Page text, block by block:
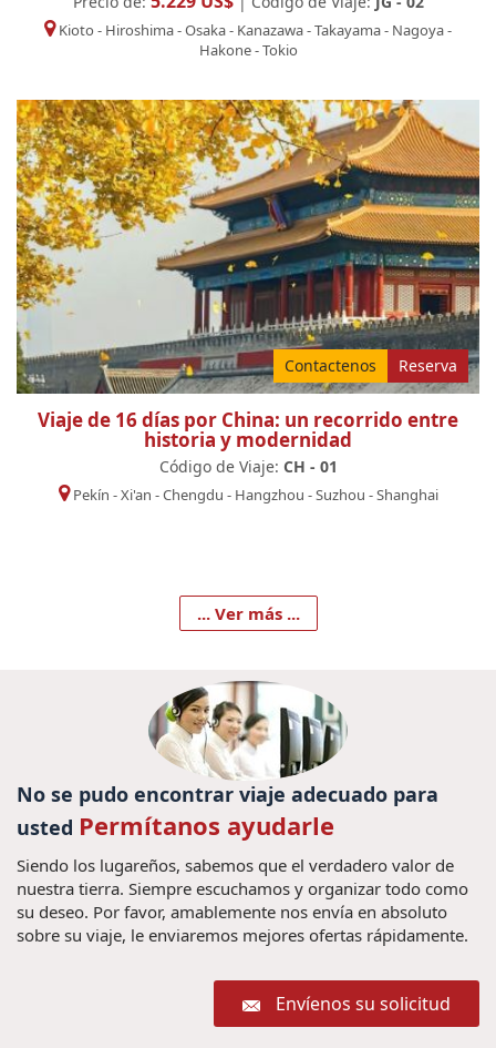
Kioto - Hiroshima-Osaka- Kanazawa-Takayama- Nagoya-
Hakone-Tokio
Contactenos Reserva
Viaje de 16 días por China: un recorrido entre
historia y modernidad
Código de Viaje: CH - 01
Pekín -Xi'an -Chengdu - Hangzhou -Suzhou -Shanghai
... Ver más ...
No se pudo encontrar viaje adecuado para
usted Permítanos ayudarle
Siendo los lugareños, sabemos que el verdadero valor de
nuestra tierra. Siempre escuchamos y organizar todo como
su deseo. Por favor, amablemente nos envía en absoluto
sobre su viaje, le enviaremos mejores ofertas rápidamente.
Envíenos su solicitud